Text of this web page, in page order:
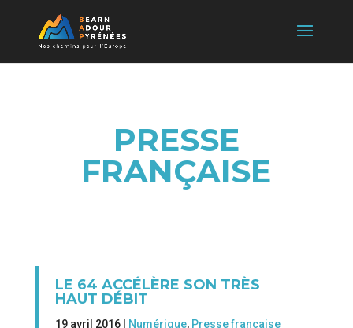
PRESSE
FRANÇAISE
LE 64 ACCÉLÈRE SON TRÈS
HAUT DÉBIT
19 avril 2016 | Numérique, Presse française